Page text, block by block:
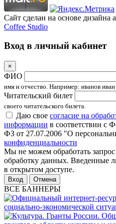
Сайт сделан на основе дизайна
Coffee Studio
Вход в личный кабинет
×
ФИО
имя и отчество. Например: иванов
Читательский билет
своего читательского билета.
Даю свое согласие на
информации в соответствии с
ФЗ от 27.07.2006 "О
конфиденциальности
Мы не можем обработать запрос
обработку данных. Введенные
в открытом доступе.
Отмена
ВСЕ БАННЕРЫ